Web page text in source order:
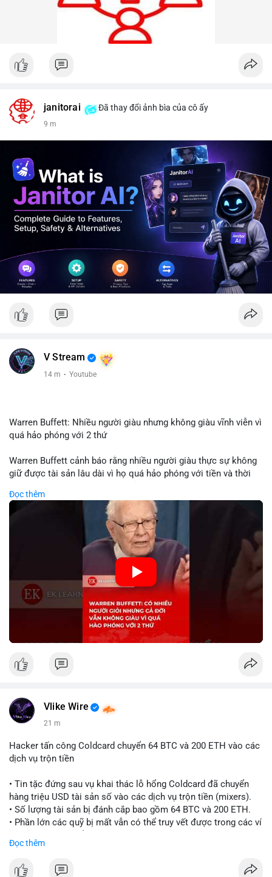
janitorai Đã thay đổi ảnh bìa của cô ấy
9 m
V Stream
14 m · Youtube
Warren Buffett: Nhiều người giàu nhưng không giàu vĩnh viễn vì
quá hảo phóng với 2 thứ
Warren Buffett cảnh báo rằng nhiều người giàu thực sự không
giữ được tài sản lâu dài vì họ quá hảo phóng với tiền và thời
nhuận tái đầu tư và suy giảm sức mạnh tăng trưởng danh mục.
Đối với nhà đầu tư crypto, giữ lại lợi nhuận để tái đầu tư vào
dự án tiềm năng quan trọng hơn chia sẻ quá mức. Cân bằng
đóng góp xã hội và bảo vệ tài sản giúp nhà đầu tư đạt được
bền vững tài chính mà Buffett đề cao.
🎥 Xem video trực tiếp tại:
Nguồn: KIEN THUC KINH TE
Đọc thêm
Vlike Wire
21 m
Hacker tấn công Coldcard chuyển 64 BTC và 200 ETH vào các
dịch vụ trộn tiền
• Tin tặc đứng sau vụ khai thác lỗ hổng Coldcard đã chuyển
hàng triệu USD tài sản số vào các dịch vụ trộn tiền (mixers).
• Số lượng tài sản bị đánh cắp bao gồm 64 BTC và 200 ETH.
• Phần lớn các quỹ bị mất vẫn có thể truy vết được trong các ví
#cryptonews
Đọc thêm